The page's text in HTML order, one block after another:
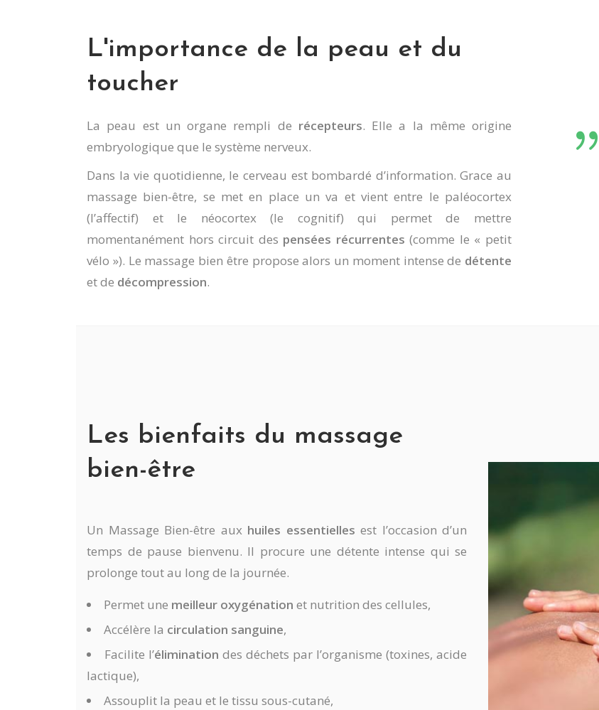
L'importance de la peau et du
toucher
La peau est un organe rempli de récepteurs. Elle a la même origine
embryologique que le système nerveux.
Dans la vie quotidienne, le cerveau est bombardé d’information. Grace au
massage bien-être, se met en place un va et vient entre le paléocortex
(l’affectif) et le néocortex (le cognitif) qui permet de mettre
momentanément hors circuit des pensées récurrentes (comme le « petit
vélo »). Le massage bien être propose alors un moment intense de détente
et de décompression.
Les bienfaits du massage
bien-être
Un Massage Bien-être aux huiles essentielles est l’occasion d’un
temps de pause bienvenu. Il procure une détente intense qui se
prolonge tout au long de la journée.
Permet une meilleur oxygénation et nutrition des cellules,
Accélère la circulation sanguine,
Facilite l’élimination des déchets par l’organisme (toxines, acide
lactique),
Assouplit la peau et le tissu sous-cutané,